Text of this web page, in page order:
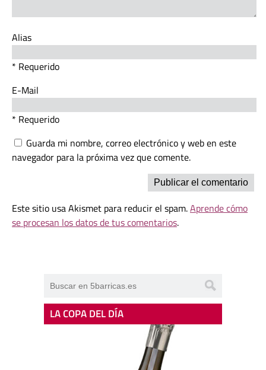
Alias
* Requerido
E-Mail
* Requerido
Guarda mi nombre, correo electrónico y web en este
navegador para la próxima vez que comente.
Este sitio usa Akismet para reducir el spam.Aprende cómo
se procesan los datos de tus comentarios.
LA COPA DEL DÍA